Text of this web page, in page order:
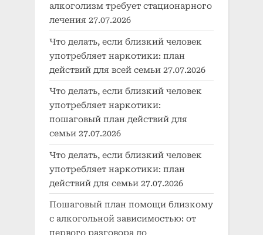
алкоголизм требует стационарного
лечения 27.07.2026
Что делать, если близкий человек
употребляет наркотики: план
действий для всей семьи 27.07.2026
Что делать, если близкий человек
употребляет наркотики:
пошаговый план действий для
семьи 27.07.2026
Что делать, если близкий человек
употребляет наркотики: план
действий для семьи 27.07.2026
Пошаговый план помощи близкому
с алкогольной зависимостью: от
первого разговора до